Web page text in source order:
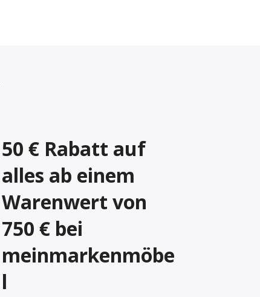
50 € Rabatt auf
alles ab einem
Warenwert von
750 € bei
meinmarkenmöbe
l